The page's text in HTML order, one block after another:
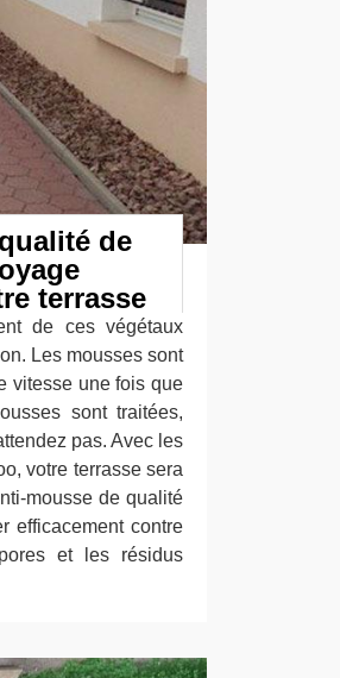
de
terrasse
de ces végétaux
Les mousses sont
vitesse une fois que
sont traitées,
pas. Avec les
votre terrasse sera
mousse de qualité
efficacement contre
et les résidus